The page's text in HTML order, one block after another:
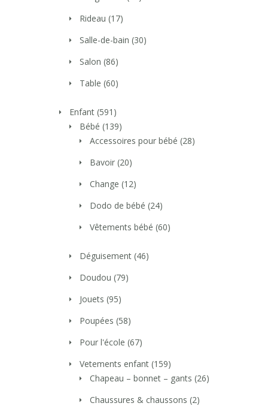
Rideau (17)
Salle-de-bain (30)
Salon (86)
Table (60)
Enfant (591)
Bébé (139)
Accessoires pour bébé (28)
Bavoir (20)
Change (12)
Dodo de bébé (24)
Vêtements bébé (60)
Déguisement (46)
Doudou (79)
Jouets (95)
Poupées (58)
Pour l'école (67)
Vetements enfant (159)
Chapeau – bonnet – gants (26)
Chaussures & chaussons (2)